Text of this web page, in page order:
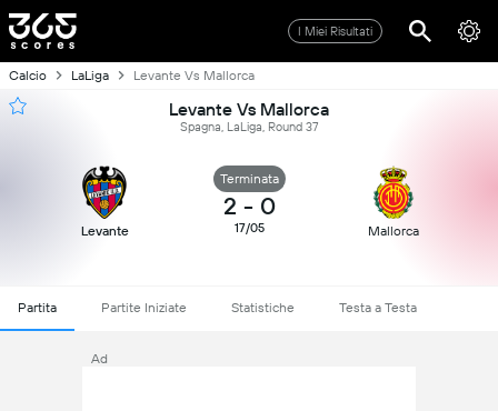
I Miei Risultati
Calcio LaLiga Levante Vs Mallorca
Levante Vs Mallorca
Spagna, LaLiga, Round 37
Levante
Terminata
2 - 0
17/05 Mallorca
Partita Partite Iniziate Statistiche Testa a Testa
Ad